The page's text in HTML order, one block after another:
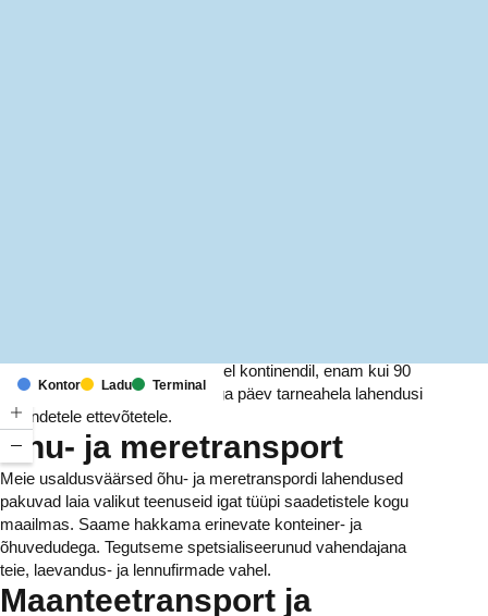
Kontor Ladu Terminal
Meil on kontorid ja rajatised kuuel kontinendil, enam kui 90
riigis. Me pakume ja haldame iga päev tarneahela lahendusi
tuhandetele ettevõtetele.
Õhu- ja meretransport
Meie usaldusväärsed õhu- ja meretranspordi lahendused
pakuvad laia valikut teenuseid igat tüüpi saadetistele kogu
maailmas. Saame hakkama erinevate konteiner- ja
õhuvedudega. Tegutseme spetsialiseerunud vahendajana
teie, laevandus- ja lennufirmade vahel.
Maanteetransport ja